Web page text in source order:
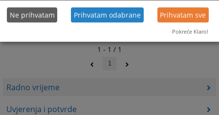
Radno vrijeme
Uvjerenja i potvrde
1 - 1 / 1
1
Ne prihvatam Prihvatam odabrane Prihvatam sve
Pokreće Klaro!